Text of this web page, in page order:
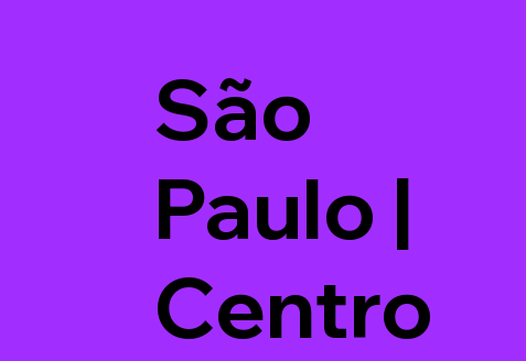
São
Paulo |
Centro